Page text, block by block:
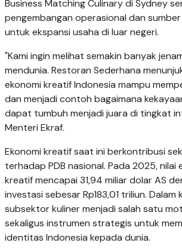
Business Matching Culinary di Sydney
pengembangan operasional dan
untuk ekspansi usaha di luar negeri.
"Kami ingin melihat semakin banyak
mendunia. Restoran Sederhana
ekonomi kreatif Indonesia mampu
dan menjadi contoh bagaimana
dapat tumbuh menjadi juara di tingkat
Menteri Ekraf.
Ekonomi kreatif saat ini berkontribusi
terhadap PDB nasional. Pada 2025, nilai
kreatif mencapai 31,94 miliar dolar AS
investasi sebesar Rp183,01 triliun.
subsektor kuliner menjadi salah satu
sekaligus instrumen strategis untuk
identitas Indonesia kepada dunia.